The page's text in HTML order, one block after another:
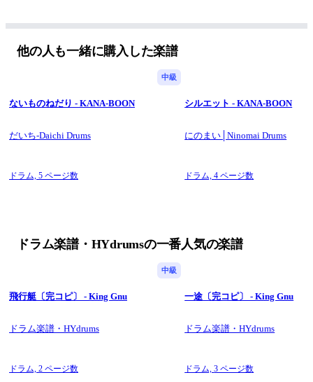
他の人も一緒に購入した楽譜
中級
ないものねだり - KANA-BOON
だいち-Daichi Drums
ドラム, 5 ページ数
シルエット - KANA-BOON
にのまい│Ninomai Drums
ドラム,4 ページ数
ドラム楽譜・HYdrumsの一番人気の楽譜
中級
飛行艇〔完コピ〕 - King Gnu
ドラム楽譜・HYdrums
ドラム, 2 ページ数
一途〔完コピ〕 - King Gnu
ドラム楽譜・HYdrums
ドラム,3 ページ数